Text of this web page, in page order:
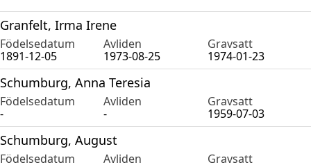
Granfelt, Irma Irene
Födelsedatum Avliden
Gravsatt
1891-12-05
1973-08-25 1974-01-23
Schumburg, Anna Teresia
Födelsedatum Avliden
Gravsatt
-
- 1959-07-03
Schumburg, August
Födelsedatum Avliden
Gravsatt